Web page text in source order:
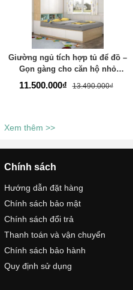
Giường ngủ tích hợp tủ để đồ –
Gọn gàng cho căn hộ nhỏ
thương hiệu TADA - TD230
11.500.000₫ 13.490.000₫
Xem thêm >>
Chính sách
Hướng dẫn đặt hàng
Chính sách bảo mật
Chính sách đổi trả
Thanh toán và vận chuyển
Chính sách bảo hành
Quy định sử dụng